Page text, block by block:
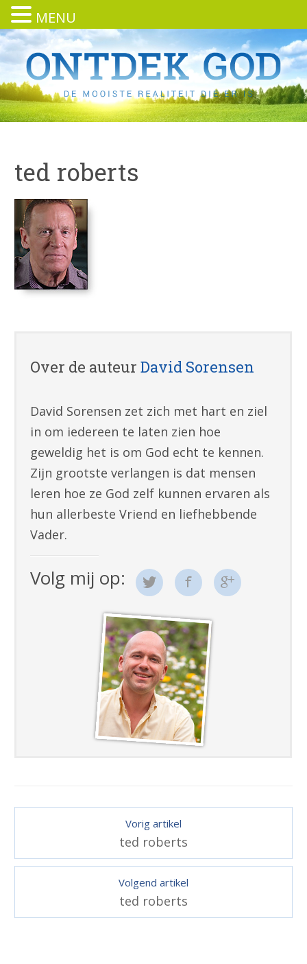
ted roberts
Over de auteurDavid Sorensen
David Sorensen zet zich met hart en ziel
in om iedereen te laten zien hoe
geweldig het is om God echt te kennen.
Zijn grootste verlangen is dat mensen
leren hoe ze God zelf kunnen ervaren als
hun allerbeste Vriend en liefhebbende
Vader.
Volg mij op:
Vorig artikel
ted roberts
Volgend artikel
ted roberts
MENU